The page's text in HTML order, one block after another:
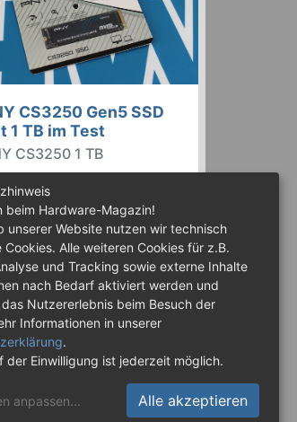
CS3250 Gen5 SSD
1 TB im Test
CS3250 1 TB
von PCIe Gen5 SSDs an,
Speicherkapazitäten von
zu 4 TB erhältlich sind. Die
erreichen bis zu 14.900
s lesend. Wir haben das 1-TB-
getestet.
beim Hardware-Magazin!
unserer Website nutzen wir technisch
Cookies. Alle weiteren Cookies für z.B.
und Tracking sowie externe Inhalte
nach Bedarf aktiviert werden und
Nutzererlebnis beim Besuch der
Informationen in unserer
.
der Einwilligung ist jederzeit möglich.
anpassen... Alle akzeptieren